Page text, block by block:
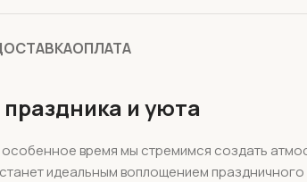
ОПЛАТА
и уюта
время мы стремимся создать
идеальным воплощением